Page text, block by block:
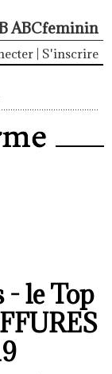
ABCfeminin
S'inscrire
le Top